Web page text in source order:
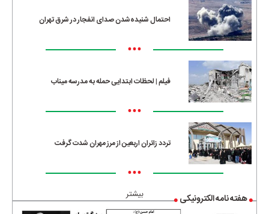
احتمال شنیده‌شدن صدای انفجار در شرق تهران
•••
فیلم | لحظات ابتدایی حمله به مدرسه میناب
•••
تردد زائران اربعین از مرز مهران شدت گرفت
•••
بیشتر هفته نامه الکترونیکی